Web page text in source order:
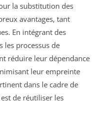
la substitution des
avantages, tant
En intégrant des
les processus de
réduire leur dépendance
leur empreinte
dans le cadre de
de réutiliser les